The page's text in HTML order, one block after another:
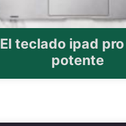
El teclado ipad
potente